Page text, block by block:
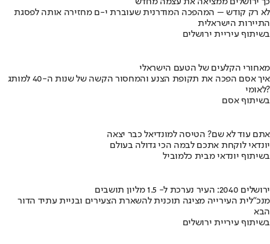
לא רק קודש – המהפכה המודרנית שעוברת י-ם מחזירה אותה לפסגת
התיירות הישראלית
בשיתוף עיריית ירושלים
מאחורי הקלעים של הטעם הישראלי
איך אסם הפכה את תקופת הצנע והמחסור הקשה של שנות ה-40 למותג
לאומי?
בשיתוף אסם
אתם עוד לא שם? הטיסה למונדיאל כבר יצאה
יונדאי לוקחת אתכם לבמה הכי גדולה בעולם
בשיתוף יונדאי מבית כלמוביל
ירושלים 2040: העיר נערכת ל- 1.5 מליון תושבים
מנכ"לית העירייה מציגה תוכנית להשארת הצעירים ובניית עתיד הדור
הבא
בשיתוף עיריית ירושלים